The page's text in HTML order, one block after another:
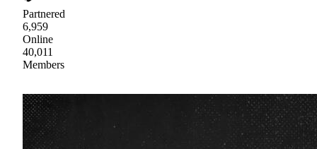
Partnered
6,959
Online
40,011
Members